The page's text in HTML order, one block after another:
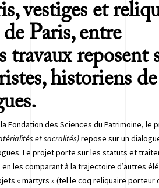
vestiges et
Paris, entre
travaux reposent
historiens de
Fondation des Sciences du Patrimoine, le
et sacralités)repose sur un
Le projet porte sur les statuts et
les comparant à la trajectoire d’autres
« martyrs » (tel le coq reliquaire porteur